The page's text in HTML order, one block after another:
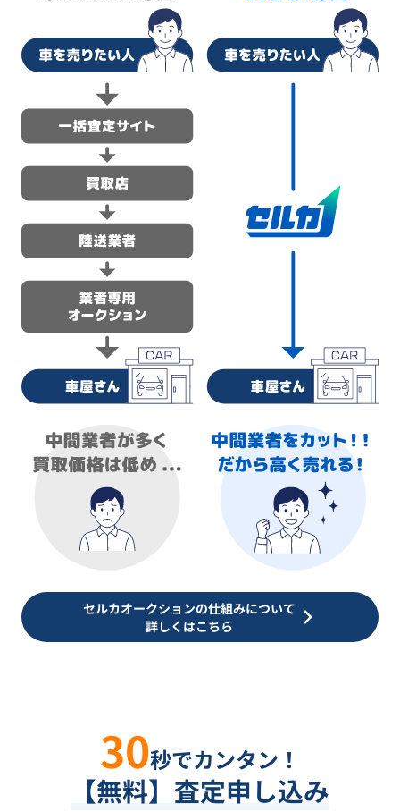
セルカオークションの仕組みについて
詳しくはこちら
30秒でカンタン！
【無料】査定申し込み